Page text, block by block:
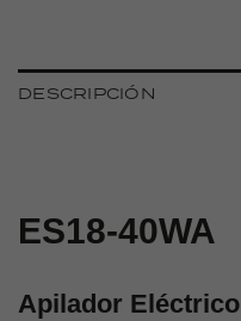
DESCRIPCIÓN
ES18-40WA
Apilador Eléctrico